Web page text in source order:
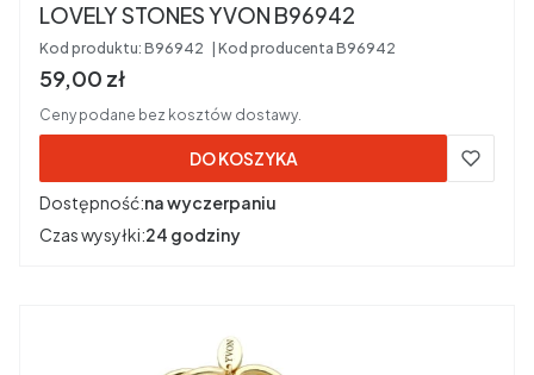
LOVELY STONES YVON B96942
Kod produktu: B96942 Kod producenta B96942
Cena brutto
59,00 zł
Ceny podane bez kosztów dostawy.
DO KOSZYKA
Dostępność:na wyczerpaniu
Czas wysyłki:24 godziny